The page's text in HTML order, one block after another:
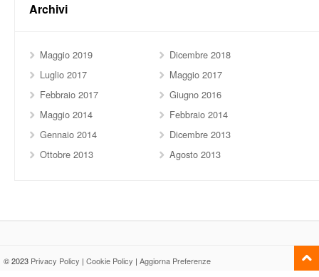
Archivi
Maggio 2019
Dicembre 2018
Luglio 2017
Maggio 2017
Febbraio 2017
Giugno 2016
Maggio 2014
Febbraio 2014
Gennaio 2014
Dicembre 2013
Ottobre 2013
Agosto 2013
© 2023 Privacy Policy | Cookie Policy | Aggiorna Preferenze